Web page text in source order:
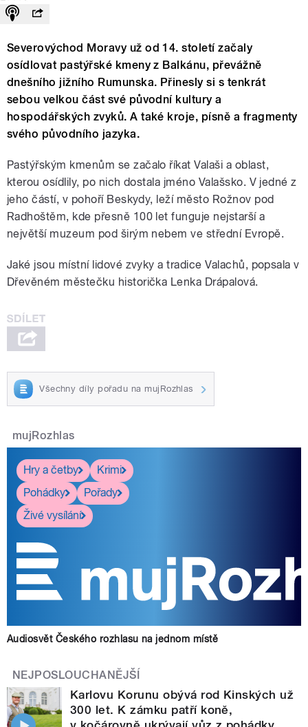
Severovýchod Moravy už od 14. století začaly
osídlovat pastýřské kmeny z Balkánu, převážně
dnešního jižního Rumunska. Přinesly si s tenkrát
sebou velkou část své původní kultury a
hospodářských zvyků. A také kroje, písně a fragmenty
svého původního jazyka.
Pastýřským kmenům se začalo říkat Valaši a oblast,
kterou osídlily, po nich dostala jméno Valašsko. V jedné z
jeho částí, v pohoří Beskydy, leží město Rožnov pod
Radhoštěm, kde přesně 100 let funguje nejstarší a
největší muzeum pod širým nebem ve střední Evropě.
Jaké jsou místní lidové zvyky a tradice Valachů, popsala v
Dřevěném městečku historička Lenka Drápalová.
Všechny díly pořadu na mujRozhlas
mujRozhlas
Hry a četby
Krimi
Pohádky
Pořady
Živé vysílání
Audiosvět Českého rozhlasu na jednom místě
NEJPOSLOUCHANĚJŠÍ
Karlovu Korunu obývá rod Kinských už
300 let. K zámku patří koně,